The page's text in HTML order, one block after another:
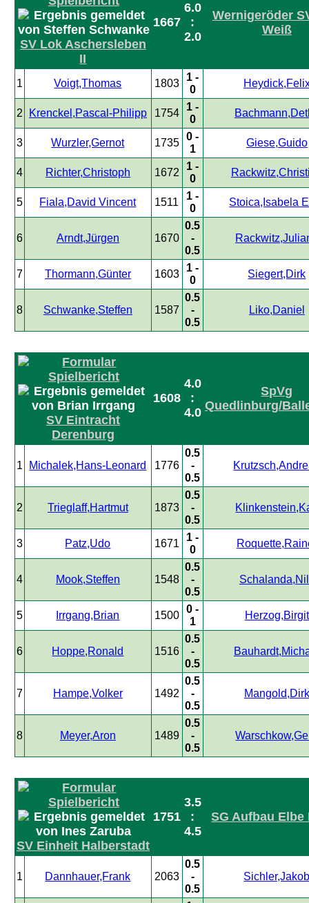
SV Lok Aschersleben
II
1667
6.0
:
2.0
Wernigeröder
Weiß
1 Voigt,Thomas 1803
1 -
0
2 Krenckel,Pascal-Philipp 1754
1 -
0
3 Wurzler,Gernot 1735
0 -
1
Giese,Guido
4 Richter,Christoph 1672
1 -
0
5 Fiala,David Vincent 1511
1 -
0
Stoica,Isabela
6 Arndt,Jürgen 1670
0.5
-
0.5
7 Thormann,Günter 1603
1 -
0
Siegert,Dirk
8 Schwanke,Steffen 1587
0.5
-
0.5
Liko,Daniel
SV Eintracht
Derenburg
1608
4.0
:
4.0
SpVg
Quedlinburg/
1 Michalek,Hans-Leonard 1776
0.5
-
0.5
2 Trieglaff,Hartmut 1873
0.5
-
0.5
3 Patz,Udo 1671
1 -
0
4 Mook,Steffen 1548
0.5
-
0.5
5 Irrgang,Brian 1500
0 -
1
Herzog,Birgit
6 Hoppe,Ronald 1516
0.5
-
0.5
7 Hampe,Volker 1492
0.5
-
0.5
Mangold,Dirk
8 Meyer,Aron 1489
0.5
-
0.5
SV Einheit Halberstadt
1751
3.5
:
4.5
SG Aufbau Elbe
1 Dannhauer,Frank 2063
0.5
-
0.5